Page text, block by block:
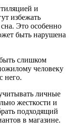
и
избежать
Это особенно
быть нарушена
слишком
человеку
него.
личные
жесткости и
подходящий
в магазине.